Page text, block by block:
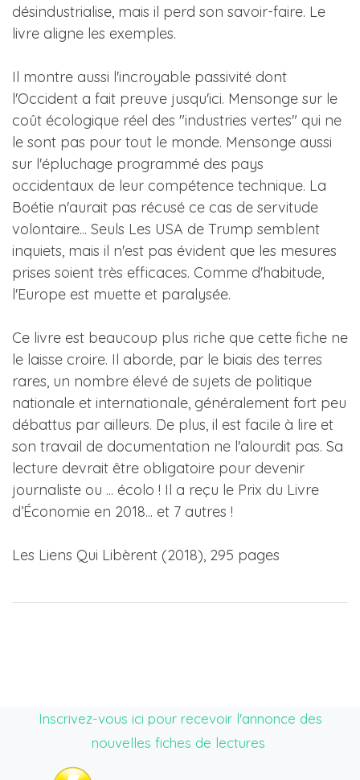
désindustrialise, mais il perd son savoir-faire. Le
livre aligne les exemples.
Il montre aussi l'incroyable passivité dont
l'Occident a fait preuve jusqu'ici. Mensonge sur le
coût écologique réel des "industries vertes" qui ne
le sont pas pour tout le monde. Mensonge aussi
sur l'épluchage programmé des pays
occidentaux de leur compétence technique. La
Boétie n'aurait pas récusé ce cas de servitude
volontaire... Seuls Les USA de Trump semblent
inquiets, mais il n'est pas évident que les mesures
prises soient très efficaces. Comme d'habitude,
l'Europe est muette et paralysée.
Ce livre est beaucoup plus riche que cette fiche ne
le laisse croire. Il aborde, par le biais des terres
rares, un nombre élevé de sujets de politique
nationale et internationale, généralement fort peu
débattus par ailleurs. De plus, il est facile à lire et
son travail de documentation ne l'alourdit pas. Sa
lecture devrait être obligatoire pour devenir
journaliste ou ... écolo ! Il a reçu le Prix du Livre
d’Économie en 2018... et 7 autres !
​Les Liens Qui Libèrent (2018), 295 pages
Inscrivez-vous ici pour recevoir l'annonce des
nouvelles fiches de lectures